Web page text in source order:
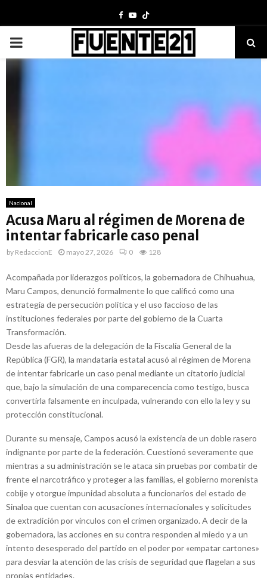
Facebook
Youtube
PRIMARY
MENU
Nacional
Acusa Maru al régimen de Morena de
intentar fabricarle caso penal
by RedaccionE mayo 27, 2026 0 128
Acompañada por liderazgos políticos, la gobernadora de Chihuahua,
Maru Campos, denunció formalmente lo que calificó como una
estrategia de persecución política y el uso faccioso de las
instituciones federales por parte del gobierno de la Cuarta
Transformación.
Desde las afueras de la delegación de la Fiscalía General de la
República (FGR), la mandataria estatal acusó al régimen de Morena
de intentar fabricarle un caso penal mediante un citatorio judicial
que, bajo la simulación de una comparecencia como testigo, busca
convertirla falsamente en inculpada, vulnerando con ello la ley y su
protección constitucional.
Durante su mensaje, Campos acusó la existencia de un doble rasero
indignante por parte de la federación. Cuestionó severamente que
mientras a su administración se le ataca sin pruebas por combatir de
frente el narcotráfico y proteger a las familias, el gobierno morenista
cobije y otorgue impunidad absoluta a funcionarios del estado de
Sinaloa que cuentan con acusaciones internacionales y solicitudes
de extradición por vínculos con el crimen organizado. A decir de la
gobernadora, las acciones en su contra responden al miedo y a un
intento desesperado del partido en el poder por «empatar cartones»
para desviar la atención de las crisis de seguridad que flagelan a sus
propias entidades.